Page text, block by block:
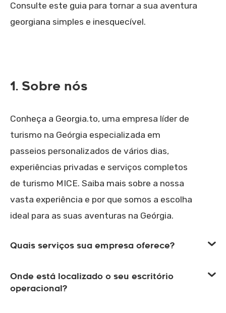
Consulte este guia para tornar a sua aventura
georgiana simples e inesquecível.
1. Sobre nós
Conheça a Georgia.to, uma empresa líder de
turismo na Geórgia especializada em
passeios personalizados de vários dias,
experiências privadas e serviços completos
de turismo MICE. Saiba mais sobre a nossa
vasta experiência e por que somos a escolha
ideal para as suas aventuras na Geórgia.
Quais serviços sua empresa oferece?
Onde está localizado o seu escritório
operacional?